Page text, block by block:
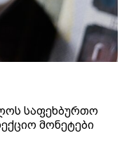
საფეხბურთო
მონეტები